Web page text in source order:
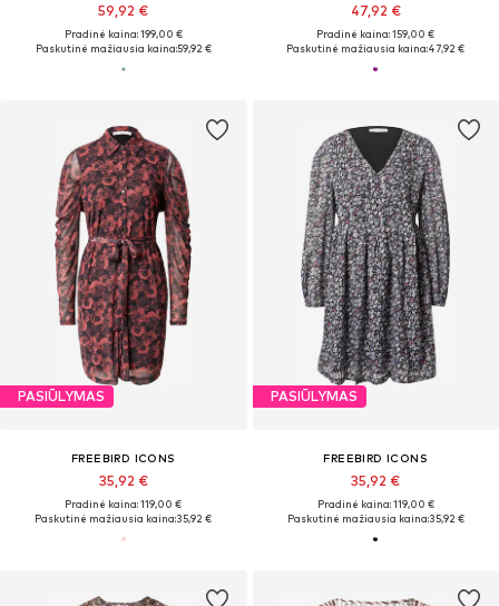
59,92 €
Pradinė kaina: 199,00 €
Paskutinė mažiausia kaina:59,92 €
47,92 €
Pradinė kaina: 159,00 €
Paskutinė mažiausia kaina:47,92 €
PASIŪLYMAS
FREEBIRD ICONS
35,92 €
Pradinė kaina: 119,00 €
Paskutinė mažiausia kaina:35,92 €
PASIŪLYMAS
FREEBIRD ICONS
35,92 €
Pradinė kaina: 119,00 €
Paskutinė mažiausia kaina:35,92 €